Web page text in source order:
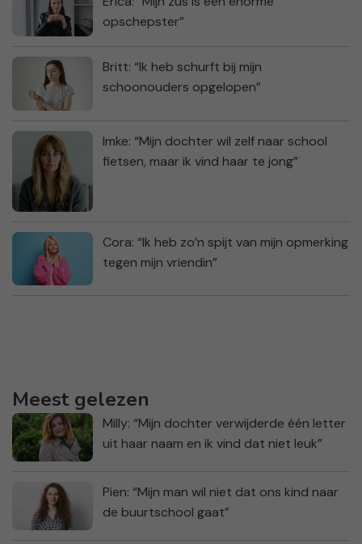
opschepster”
Britt: “Ik heb schurft bij mijn
schoonouders opgelopen”
Imke: “Mijn dochter wil zelf naar school
fietsen, maar ik vind haar te jong”
Cora: “Ik heb zo’n spijt van mijn opmerking
tegen mijn vriendin”
Meest gelezen
Milly: “Mijn dochter verwijderde één letter
uit haar naam en ik vind dat niet leuk”
Pien: “Mijn man wil niet dat ons kind naar
de buurtschool gaat”